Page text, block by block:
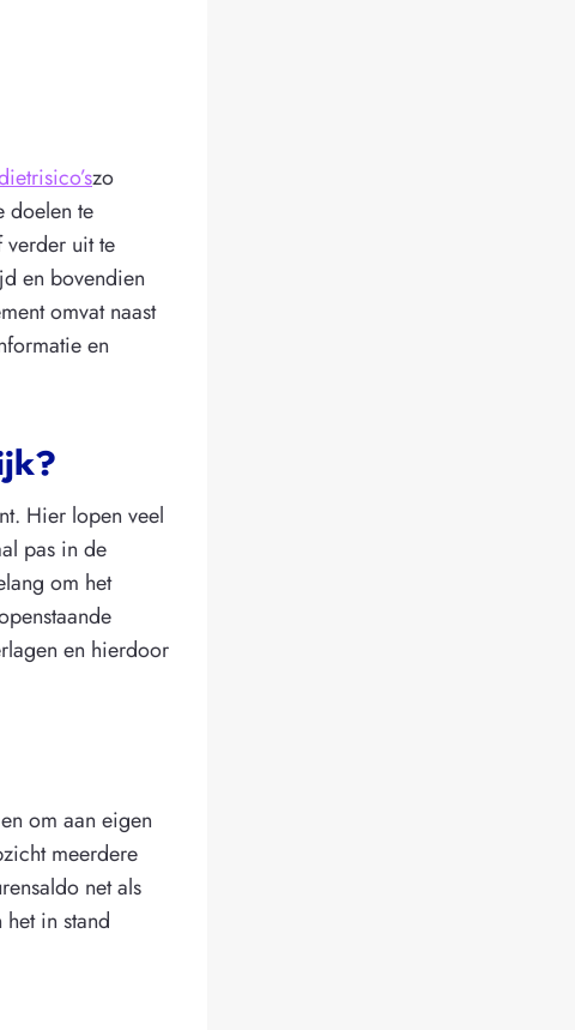
zo
doelen te
uit te
en bovendien
omvat naast
en
Hier lopen veel
pas in de
om het
en hierdoor
om aan eigen
meerdere
net als
in stand